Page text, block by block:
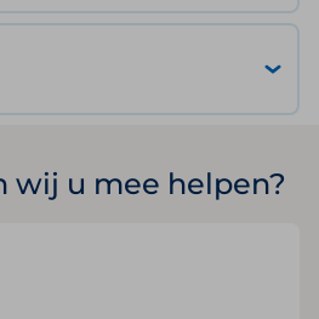
wij u mee helpen?